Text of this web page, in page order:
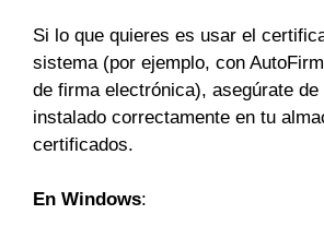
Si lo que quieres es usar el
sistema (por ejemplo, con
de firma electrónica), asegúrate de
instalado correctamente en tu
certificados.
En Windows: